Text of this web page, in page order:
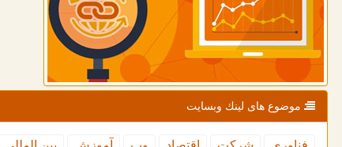
موضوع های لینك وبسایت